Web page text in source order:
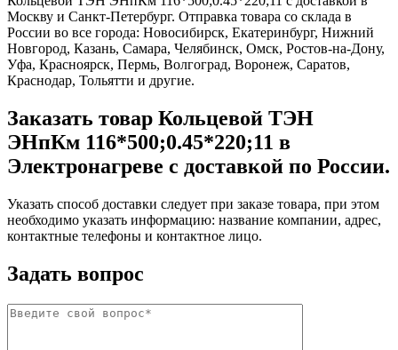
Москву и Санкт-Петербург. Отправка товара со склада в
России во все города: Новосибирск, Екатеринбург, Нижний
Новгород, Казань, Самара, Челябинск, Омск, Ростов-на-Дону,
Уфа, Красноярск, Пермь, Волгоград, Воронеж, Саратов,
Краснодар, Тольятти и другие.
Заказать товар Кольцевой ТЭН
ЭНпКм 116*500;0.45*220;11 в
Электронагреве с доставкой по России.
Указать способ доставки следует при заказе товара, при этом
необходимо указать информацию: название компании, адрес,
контактные телефоны и контактное лицо.
Задать вопрос